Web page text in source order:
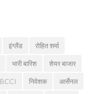
इंग्लैंड रोहित शर्मा
भारी बारिश शेयर बाजार
BCCI निवेशक आर्सेनल